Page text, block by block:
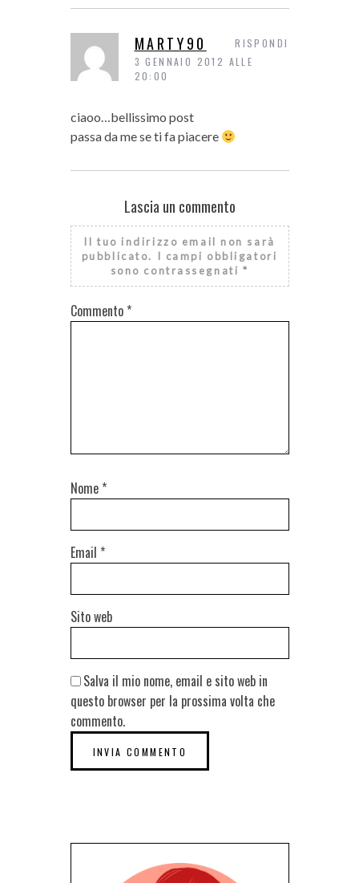
MARTY90
3 GENNAIO 2012 ALLE
20:00
ciaoo…bellissimo post
passa da me se ti fa piacere
RISPONDI
Lascia un commento
Il tuo indirizzo email non sarà
pubblicato.
I campi obbligatori
sono contrassegnati *
Commento *
Nome *
Email *
Sito web
Salva il mio nome, email e sito web in
questo browser per la prossima volta che
commento.